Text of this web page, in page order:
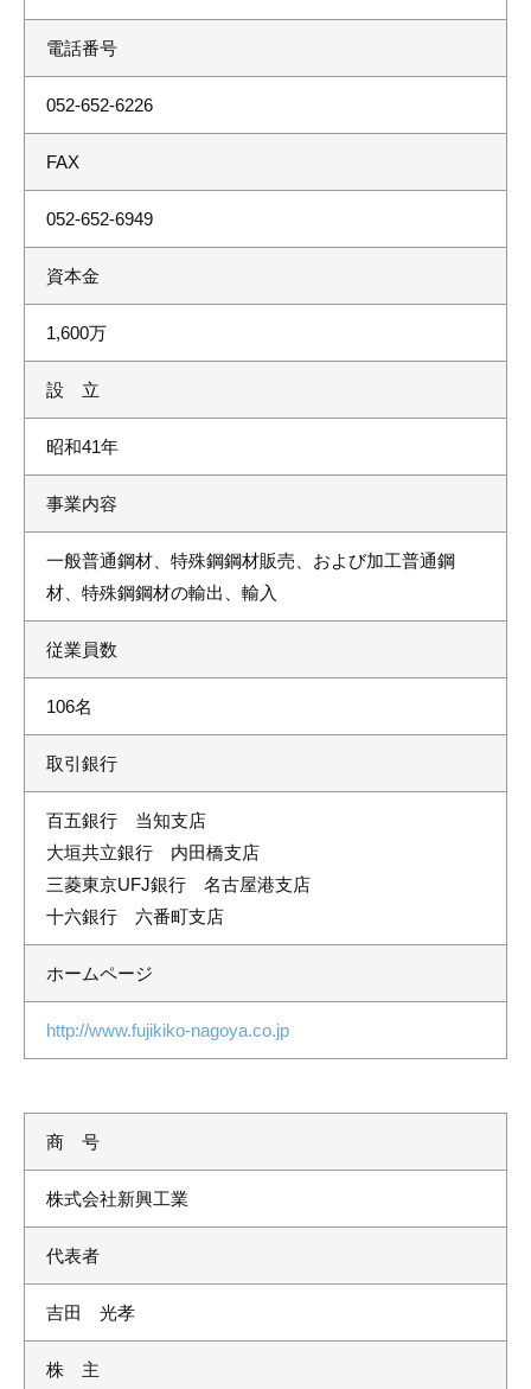
電話番号
052-652-6226
FAX
052-652-6949
資本金
1,600万
設 立
昭和41年
事業内容
一般普通鋼材、特殊鋼鋼材販売、および加工普通鋼
材、特殊鋼鋼材の輸出、輸入
従業員数
106名
取引銀行
百五銀行 当知支店
大垣共立銀行 内田橋支店
三菱東京UFJ銀行 名古屋港支店
十六銀行 六番町支店
ホームページ
http://www.fujikiko-nagoya.co.jp
商 号
株式会社新興工業
代表者
吉田 光孝
株 主